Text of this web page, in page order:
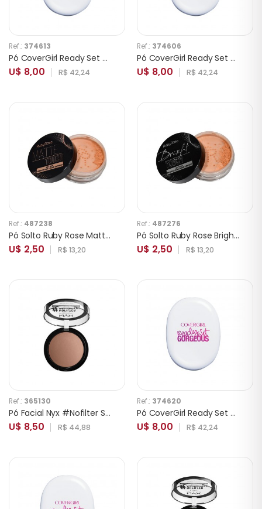
Ref.: 374613
Pó CoverGirl Ready Set Gorgeous 305-310 Medium Deep
U$ 8,00 R$ 42,24
Ref.: 374606
Pó CoverGirl Ready Set Gorgeous 215-220 Medium
U$ 8,00 R$ 42,24
Ref.: 487238
Pó Solto Ruby Rose Matte Touch HB-7222-3 Bronzeado Neutro
U$ 2,50 R$ 13,20
Ref.: 487276
Pó Solto Ruby Rose Bright Touch HB-7221 3 Bronzeado Neutro
U$ 2,50 R$ 13,20
Ref.: 365130
Pó Facial Nyx #Nofilter Sansfiltre 15 Cocoa
U$ 8,50 R$ 44,88
Ref.: 374620
Pó CoverGirl Ready Set Gorgeous 205-210 Light Medium
U$ 8,00 R$ 42,24